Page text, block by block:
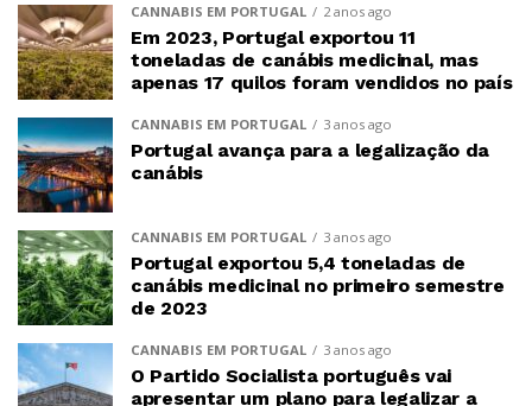
CANNABIS EM PORTUGAL 2 anos ago
Em 2023, Portugal exportou 11
toneladas de canábis medicinal, mas
apenas 17 quilos foram vendidos no país
CANNABIS EM PORTUGAL 3 anos ago
Portugal avança para a legalização da
canábis
CANNABIS EM PORTUGAL 3 anos ago
Portugal exportou 5,4 toneladas de
canábis medicinal no primeiro semestre
de 2023
CANNABIS EM PORTUGAL 3 anos ago
O Partido Socialista português vai
apresentar um plano para legalizar a